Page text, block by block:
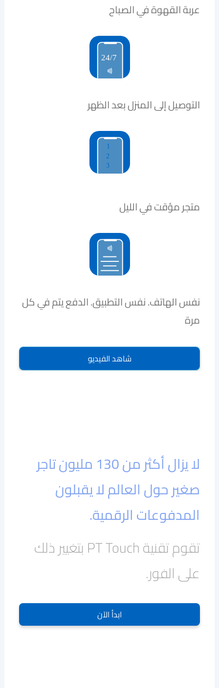
عربة القهوة في الصباح
التوصيل إلى المنزل بعد الظهر
متجر مؤقت في الليل
نفس الهاتف. نفس التطبيق. الدفع يتم في كل
مرة
شاهد الفيديو
لا يزال أكثر من 130 مليون تاجر
صغير حول العالم لا يقبلون
المدفوعات الرقمية.
تقوم تقنية PT Touch بتغيير ذلك
على الفور.
ابدأ الآن